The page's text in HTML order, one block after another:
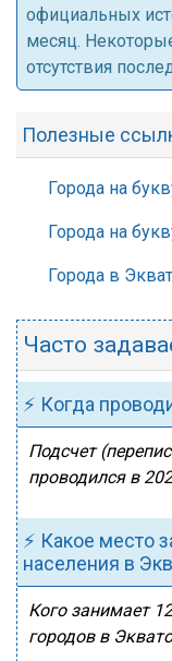
официальных
месяц.
отсутствия
Полезные
Города на
Города на
Города в
Часто
⚡ Когда
Подсчет
проводился в
⚡ Какое место
населения в
Кого занимает
городов в